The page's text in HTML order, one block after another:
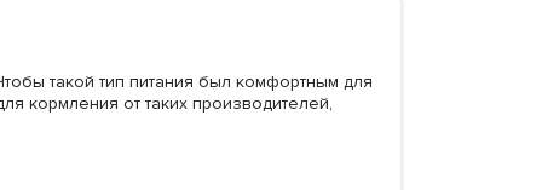
такой тип питания был комфортным для
кормления от таких производителей,